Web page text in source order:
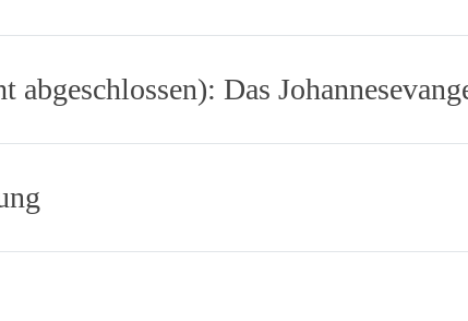
abgeschlossen): Das